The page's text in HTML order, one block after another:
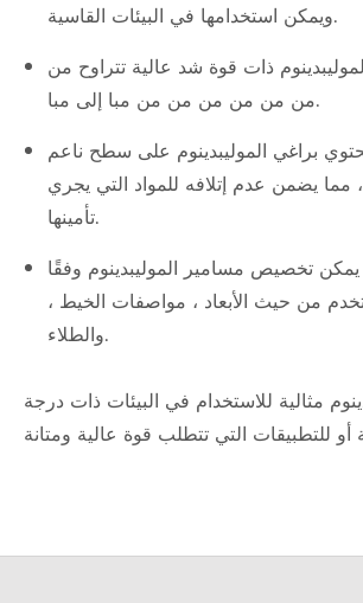
ويمكن استخدامها في البيئات القاسية.
ذات قوة شد عالية تتراوح من
من من من من من من مبا إلى مبا.
براغي الموليبدينوم على سطح ناعم
يضمن عدم إتلافه للمواد التي يجري
تأمينها.
تخصيص مسامير الموليبدينوم وفقًا
من حيث الأبعاد ، مواصفات الخيط ،
والطلاء.
مثالية للاستخدام في البيئات ذات درجة